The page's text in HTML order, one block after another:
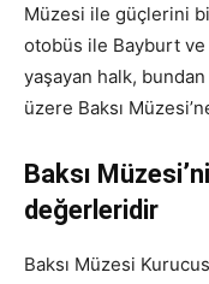
Müzesi ile güçlerini
otobüs ile Bayburt
yaşayan halk,
üzere Baksı
Baksı
değerleridir
Baksı Müzesi